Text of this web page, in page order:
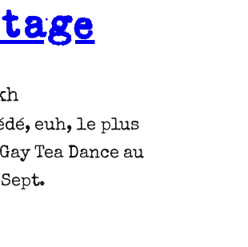
euh, le plus
Tea Dance au